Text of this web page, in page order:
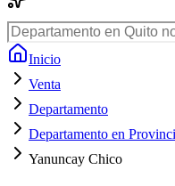
Inicio
Venta
Departamento
Departamento en
Yanuncay Chico